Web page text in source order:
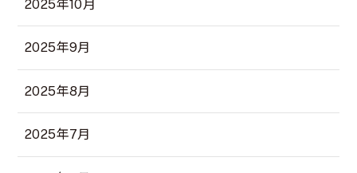
2025年10月
2025年9月
2025年8月
2025年7月